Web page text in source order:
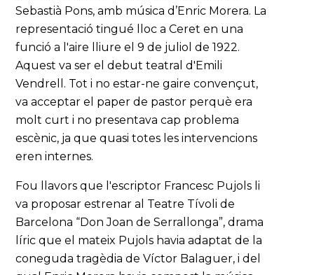
Sebastià Pons, amb música d’Enric Morera. La
representació tingué lloc a Ceret en una
funció a l'aire lliure el 9 de juliol de 1922.
Aquest va ser el debut teatral d'Emili
Vendrell. Tot i no estar-ne gaire convençut,
va acceptar el paper de pastor perquè era
molt curt i no presentava cap problema
escènic, ja que quasi totes les intervencions
eren internes.
Fou llavors que l'escriptor Francesc Pujols li
va proposar estrenar al Teatre Tívoli de
Barcelona “Don Joan de Serrallonga”, drama
líric que el mateix Pujols havia adaptat de la
coneguda tragèdia de Víctor Balaguer, i del